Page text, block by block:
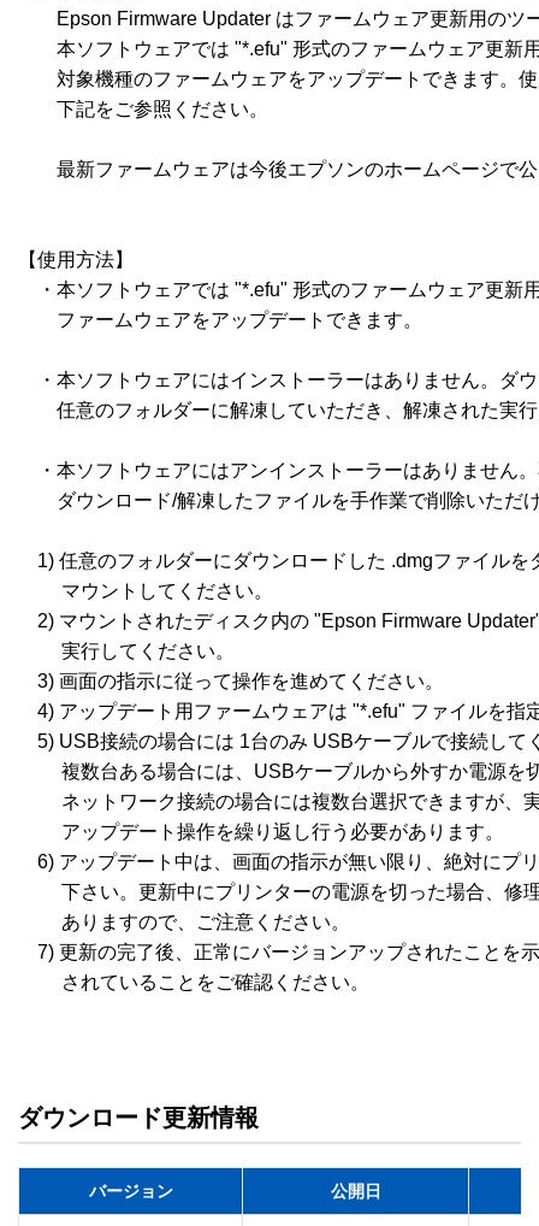
Epson Firmware Updater はファームウェア更新用のツ
本ソフトウェアでは "*.efu" 形式のファームウェア更新
対象機種のファームウェアをアップデートできます。使
下記をご参照ください。
最新ファームウェアは今後エプソンのホームページで公
【使用方法】
・本ソフトウェアでは "*.efu" 形式のファームウェア更新
ファームウェアをアップデートできます。
・本ソフトウェアにはインストーラーはありません。ダ
任意のフォルダーに解凍していただき、解凍された実行
・本ソフトウェアにはアンインストーラーはありません
ダウンロード/解凍したファイルを手作業で削除いただ
1) 任意のフォルダーにダウンロードした .dmgファイルを
マウントしてください。
2) マウントされたディスク内の "Epson Firmware
実行してください。
3) 画面の指示に従って操作を進めてください。
4) アップデート用ファームウェアは "*.efu" ファイルを指
5) USB接続の場合には 1台のみ USBケーブルで接続して
複数台ある場合には、USBケーブルから外すか電源を
ネットワーク接続の場合には複数台選択できますが、
アップデート操作を繰り返し行う必要があります。
6) アップデート中は、画面の指示が無い限り、絶対にプ
下さい。更新中にプリンターの電源を切った場合、修
ありますので、ご注意ください。
7) 更新の完了後、正常にバージョンアップされたことを
されていることをご確認ください。
ダウンロード更新情報
バージョン 公開日